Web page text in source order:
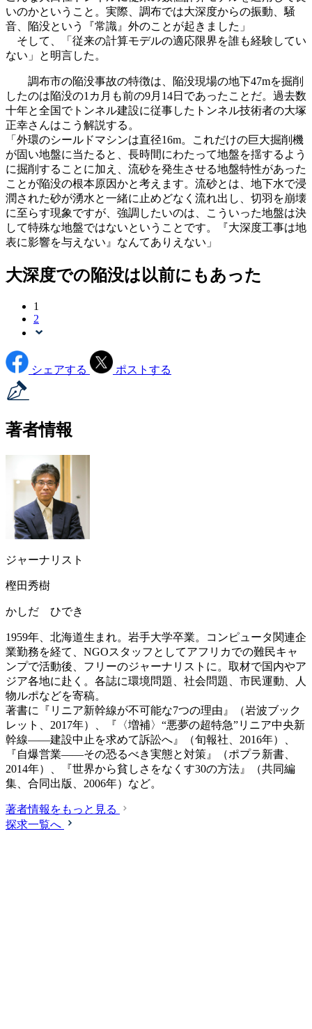
いのかということ。実際、調布では大深度からの振動、騒
音、陥没という『常識』外のことが起きました」
そして、「従来の計算モデルの適応限界を誰も経験してい
ない」と明言した。
調布市の陥没事故の特徴は、陥没現場の地下47mを掘削
したのは陥没の1カ月も前の9月14日であったことだ。過去数
十年と全国でトンネル建設に従事したトンネル技術者の大塚
正幸さんはこう解説する。
「外環のシールドマシンは直径16m。これだけの巨大掘削機
が固い地盤に当たると、長時間にわたって地盤を揺するよう
に掘削することに加え、流砂を発生させる地盤特性があった
ことが陥没の根本原因かと考えます。流砂とは、地下水で浸
潤された砂が湧水と一緒に止めどなく流れ出し、 切羽 を崩壊
に至らす現象ですが、強調したいのは、こういった地盤は決
して特殊な地盤ではないということです。『大深度工事は地
表に影響を与えない』なんてありえない」
大深度での陥没は以前にもあった
1
2
シェアする ポストする
著者情報
ジャーナリスト
樫田秀樹
かしだ ひでき
1959年、北海道生まれ。岩手大学卒業。コンピュータ関連企
業勤務を経て、NGOスタッフとしてアフリカでの難民キャ
ンプで活動後、フリーのジャーナリストに。取材で国内やア
ジア各地に赴く。各誌に環境問題、社会問題、市民運動、人
物ルポなどを寄稿。
著書に『リニア新幹線が不可能な7つの理由』（岩波ブック
レット、2017年）、『〈増補〉“悪夢の超特急”リニア中央新
幹線――建設中止を求めて訴訟へ』（旬報社、2016年）、
『自爆営業――その恐るべき実態と対策』（ポプラ新書、
2014年）、『世界から貧しさをなくす30の方法』（共同編
集、合同出版、2006年）など。
著者情報をもっと見る
探求一覧へ